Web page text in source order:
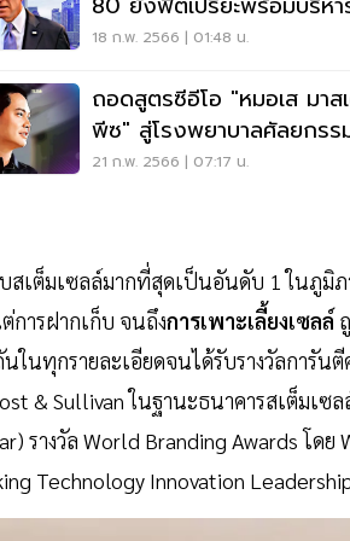
18 ก.พ. 2566 | 01:48 น.
ถอดสูตรซีอีโอ "หมอเส มาสเตอร์
พีซ" สู่โรงพยาบาลศัลยกรรมมีชื่อ
ระดับโลก
21 ก.พ. 2566 | 07:17 น.
เต็มเซลล์มากที่สุดเป็นอันดับ 1 ในภูมิภ
การฝากเก็บ จนถึงการเพาะเลี้ยงเซลล์
ในทุกรายละเอียดจนได้รับรางวัลการั
& Sullivan ในฐานะธนาคารสเต็มเ
รางวัล World Branding Awards โด
Technology Innovation